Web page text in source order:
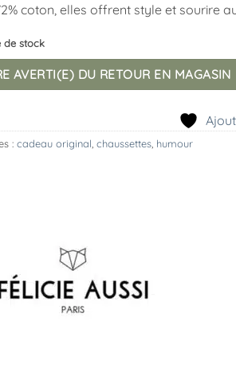
coton, elles offrent style et sourire
de stock
AVERTI(E) DU RETOUR EN MAGASIN
: cadeau original chaussettes humour